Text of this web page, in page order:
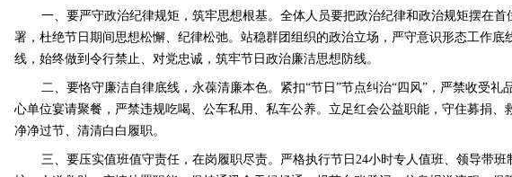
一、要严守政治纪律规矩，筑牢思想根基。全体人员要把政治纪律和政治规矩摆在
署，杜绝节日期间思想松懈、纪律松弛。站稳群团组织的政治立场，严守意识形态工作
线，始终做到令行禁止、对党忠诚，筑牢节日政治廉洁思想防线。
二、要恪守廉洁自律底线，永葆清廉本色。紧扣“节日”节点纠治“四风”，严禁收受
心单位宴请聚餐，严禁违规吃喝、公车私用、私车公养。立足红会公益职能，守住募捐
净净过节、清清白白履职。
三、要压实值班值守责任，在岗履职尽责。严格执行节日24小时专人值班、领导带